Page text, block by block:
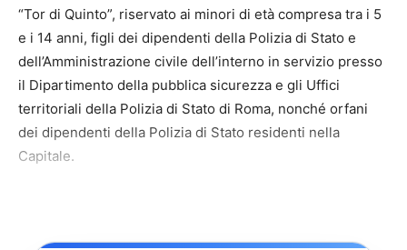
“Tor di Quinto”, riservato ai minori di età compresa tra i 5
e i 14 anni, figli dei dipendenti della Polizia di Stato e
dell’Amministrazione civile dell’interno in servizio presso
il Dipartimento della pubblica sicurezza e gli Uffici
territoriali della Polizia di Stato di Roma, nonché orfani
dei dipendenti della Polizia di Stato residenti nella
Capitale.